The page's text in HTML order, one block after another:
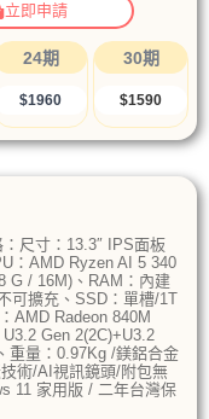
立即申請
24期
$1960
30期
$1590
尺寸：13.3″ IPS面板
：AMD Ryzen AI 5 340
G / 16M)、RAM：內建
可擴充、SSD：單槽/1T
AMD Radeon 840M
Gen 2(2C)+U3.2
重量：0.97Kg /鎂鋁合金
術/AI視訊鏡頭/附包無
11 家用版 / 二年台灣保